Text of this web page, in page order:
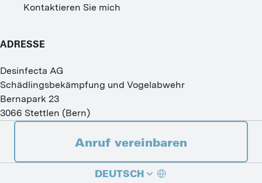
Kontaktieren Sie mich
ADRESSE
Desinfecta AG
Schädlingsbekämpfung und Vogelabwehr
Bernapark 23
3066 Stettlen (Bern)
Anruf vereinbaren
DEUTSCH